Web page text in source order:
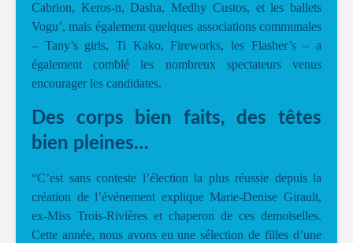
Cabrion, Keros-n, Dasha, Medhy Custos, et les ballets
Vogu’, mais également quelques associations communales
– Tany’s girls, Ti Kako, Fireworks, les Flasher’s – a
également comblé les nombreux spectateurs venus
encourager les candidates.
Des corps bien faits, des têtes
bien pleines…
“C’est sans conteste l’élection la plus réussie depuis la
création de l’événement explique Marie-Denise Girault,
ex-Miss Trois-Rivières et chaperon de ces demoiselles.
Cette année, nous avons eu une sélection de filles d’une